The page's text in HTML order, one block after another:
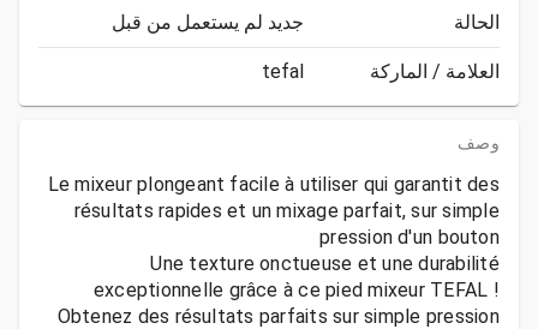
الحالة جديد لم يستعمل من قبل
العلامة / الماركة tefal
وصف
Le mixeur plongeant facile à utiliser qui garantit des
résultats rapides et un mixage parfait, sur simple
Une texture onctueuse et une durabilité
exceptionnelle grâce à ce pied mixeur TEFAL !
Obtenez des résultats parfaits sur simple pression